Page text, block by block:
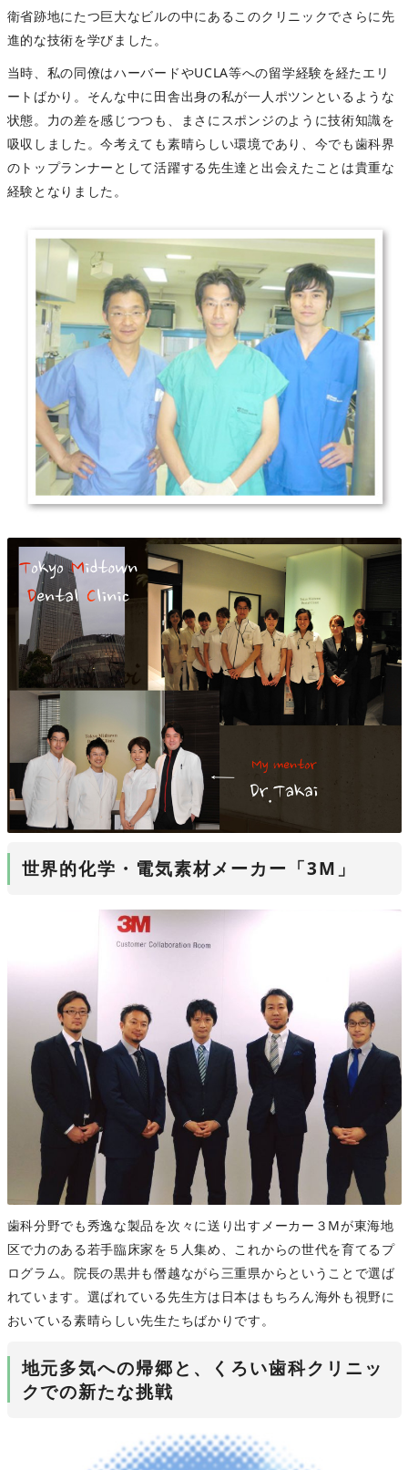
衛省跡地にたつ巨大なビルの中にあるこのクリニックでさらに先
進的な技術を学びました。
当時、私の同僚はハーバードやUCLA等への留学経験を経たエリ
ートばかり。そんな中に田舎出身の私が一人ポツンといるような
状態。力の差を感じつつも、まさにスポンジのように技術知識を
吸収しました。今考えても素晴らしい環境であり、今でも歯科界
のトップランナーとして活躍する先生達と出会えたことは貴重な
経験となりました。
世界的化学・電気素材メーカー「3M」
歯科分野でも秀逸な製品を次々に送り出すメーカー３Mが東海地
区で力のある若手臨床家を５人集め、これからの世代を育てるプ
ログラム。院長の黒井も僭越ながら三重県からということで選ば
れています。選ばれている先生方は日本はもちろん海外も視野に
おいている素晴らしい先生たちばかりです。
地元多気への帰郷と、くろい歯科クリニッ
クでの新たな挑戦